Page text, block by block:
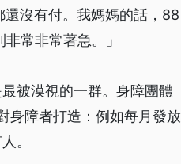
沒有付。我媽媽的話，88
常非常著急。」
被漠視的一群。身障團體
身障者打造：例如每月發放
。